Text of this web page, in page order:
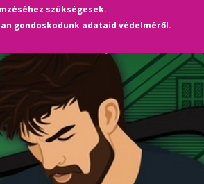
szükségesek.
gondoskodunk adataid védelméről.